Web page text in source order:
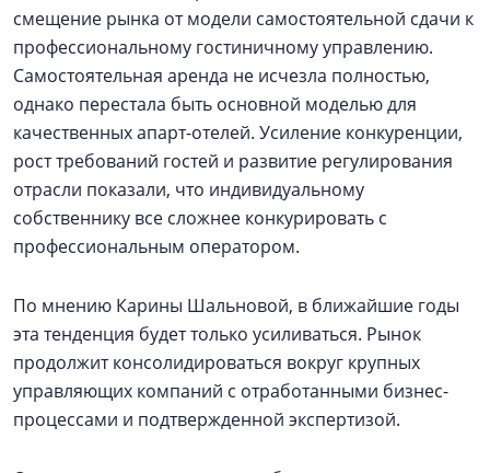
смещение рынка от модели самостоятельной сдачи к
профессиональному гостиничному управлению.
Самостоятельная аренда не исчезла полностью,
однако перестала быть основной моделью для
качественных апарт-отелей. Усиление конкуренции,
рост требований гостей и развитие регулирования
отрасли показали, что индивидуальному
собственнику все сложнее конкурировать с
профессиональным оператором.
По мнению Карины Шальновой, в ближайшие годы
эта тенденция будет только усиливаться. Рынок
продолжит консолидироваться вокруг крупных
управляющих компаний с отработанными бизнес-
процессами и подтвержденной экспертизой.